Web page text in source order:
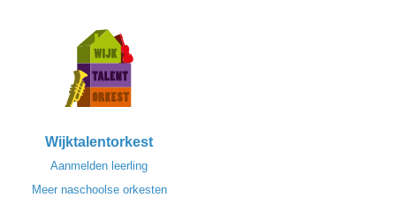
Wijktalentorkest
Aanmelden leerling
Meer naschoolse orkesten